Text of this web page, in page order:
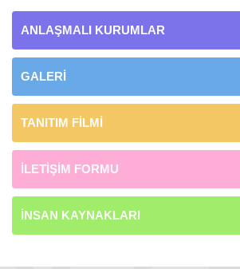
ANLAŞMALI KURUMLAR
GALERİ
TANITIM FİLMİ
İLETİŞİM FORMU
İNSAN KAYNAKLARI